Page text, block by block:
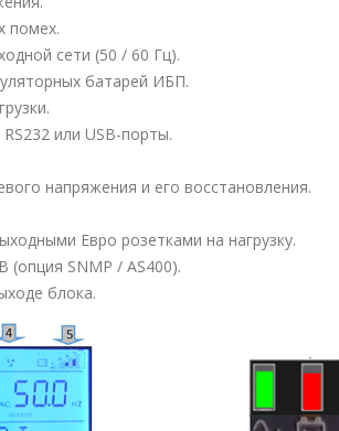
помех.
сети (50 / 60 Гц).
батарей ИБП.
или USB-порты.
напряжения и его восстановления.
Евро розетками на нагрузку.
(опция SNMP / AS400).
блока.